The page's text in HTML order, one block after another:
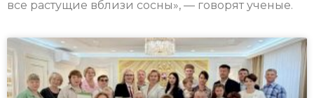
все растущие вблизи сосны», — говорят ученые.